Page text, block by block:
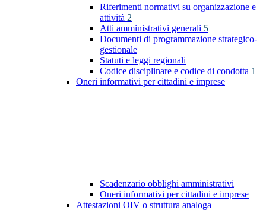
Riferimenti normativi su organizzazione e
attività 2
Atti amministrativi generali 5
Documenti di programmazione strategico-
gestionale
Statuti e leggi regionali
Codice disciplinare e codice di condotta 1
Oneri informativi per cittadini e imprese
Scadenzario obblighi amministrativi
Oneri informativi per cittadini e imprese
Attestazioni OIV o struttura analoga